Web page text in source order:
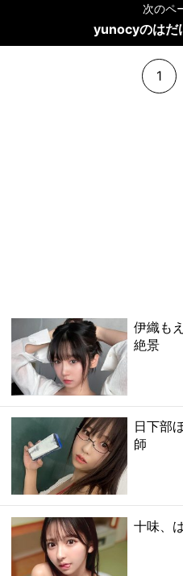
次のペ
yunocyのはだ
1
伊織も
絶景
日下部
師
十味、